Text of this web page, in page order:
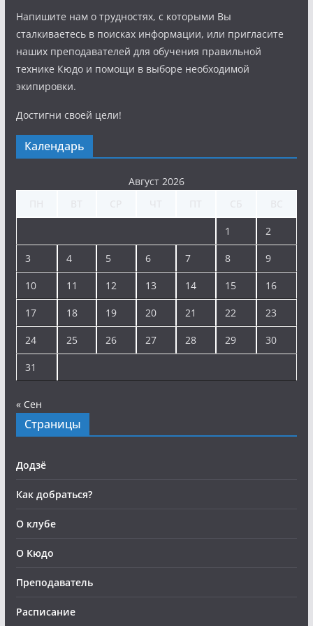
Напишите нам о трудностях, с которыми Вы
сталкиваетесь в поисках информации, или пригласите
наших преподавателей для обучения правильной
технике Кюдо и помощи в выборе необходимой
экипировки.
Достигни своей цели!
Календарь
Август 2026
1 2
3 4 5 6 7 8 9
10 11 12 13 14 15 16
17 18 19 20 21 22 23
24 25 26 27 28 29 30
31
« Сен
Страницы
Додзё
Как добраться?
О клубе
О Кюдо
Преподаватель
Расписание